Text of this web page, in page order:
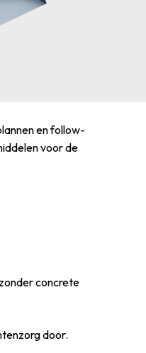
en follow-
voor de
concrete
door.